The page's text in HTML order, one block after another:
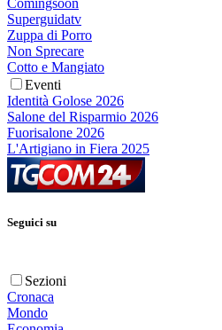
Comingsoon
Superguidatv
Zuppa di Porro
Non Sprecare
Cotto e Mangiato
Eventi
Identità Golose 2026
Salone del Risparmio 2026
Fuorisalone 2026
L'Artigiano in Fiera 2025
Seguici su
Sezioni
Cronaca
Mondo